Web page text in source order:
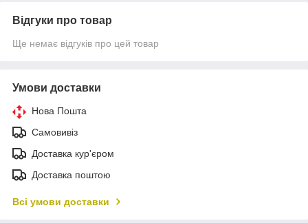
Відгуки про товар
Ще немає відгуків про цей товар
Умови доставки
Нова Пошта
Самовивіз
Доставка кур'єром
Доставка поштою
Всі умови доставки